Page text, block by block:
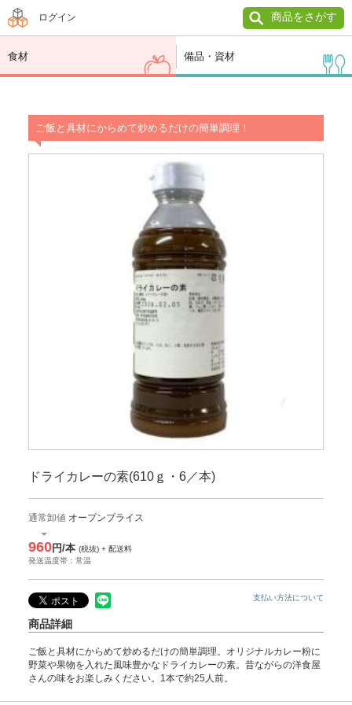
ログイン 商品をさがす
食材 備品・資材
ご飯と具材にからめて炒めるだけの簡単調理！
ドライカレーの素(610ｇ・6／本)
通常卸値 オープンプライス
960円/本 (税抜) + 配送料
発送温度帯：常温
支払い方法について
商品詳細
ご飯と具材にからめて炒めるだけの簡単調理。オリジナルカレー粉に
野菜や果物を入れた風味豊かなドライカレーの素。昔ながらの洋食屋
さんの味をお楽しみください。1本で約25人前。